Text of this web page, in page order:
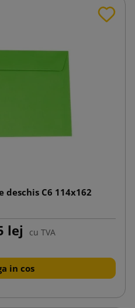
C6 114x162
lej cu TVA
in cos